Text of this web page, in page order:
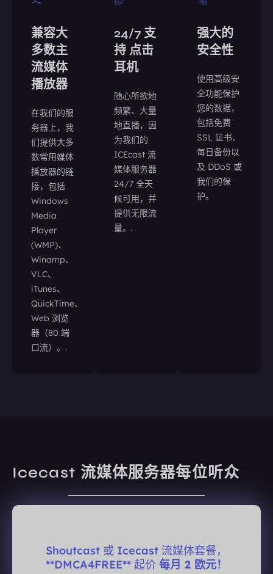
兼容大
多数主
流媒体
播放器
在我们的服
务器上，我
们提供大多
数常用媒体
播放器的链
接，包括
Windows
Media
Player
(WMP)、
Winamp、
VLC、
iTunes、
QuickTime、
Web 浏览
器（80 端
口流）。.
24/7 支
持 点击
耳机
随心所欲地
频繁、大量
地直播，因
为我们的
ICEcast 流
媒体服务器
24/7 全天
候可用，并
提供无限流
量。.
强大的
安全性
使用高级安
全功能保护
您的数据，
包括免费
SSL 证书、
每日备份以
及 DDoS 或
我们的保
护。
Icecast 流媒体服务器每位听众
Shoutcast 或 Icecast 流媒体套餐，
**DMCA4FREE** 起价 每月 2 欧元！